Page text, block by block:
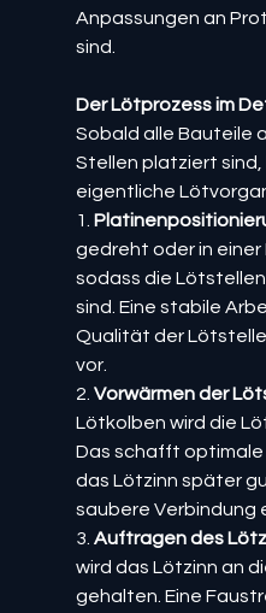
Anpassungen an
sind.
Der Lötprozess im
Sobald alle Bauteile
Stellen platziert
eigentliche
1.
gedreht oder in einer
sodass die
sind. Eine stabile
Qualität der
vor.
2. Vorwärmen der
Lötkolben wird die
Das schafft
das Lötzinn später
saubere Verbindung
3. Auftragen des
wird das Lötzinn an
gehalten. Eine